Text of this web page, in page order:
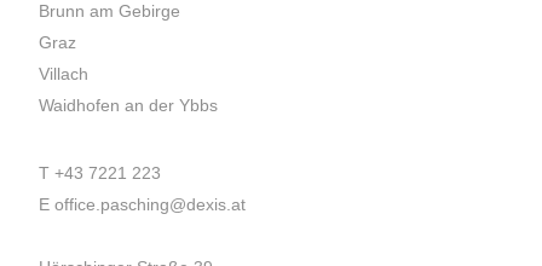
Brunn am Gebirge
Graz
Villach
Waidhofen an der Ybbs
T +43 7221 223
E office.pasching@dexis.at